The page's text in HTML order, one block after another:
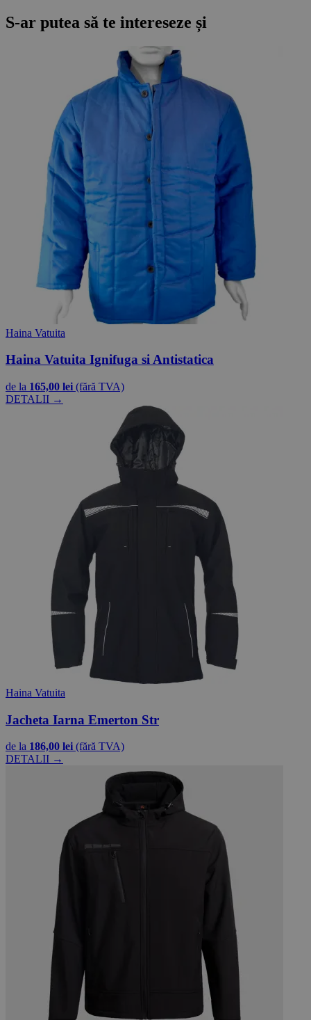
S-ar putea să te intereseze și
Haina Vatuita
Haina Vatuita Ignifuga si Antistatica
de la 165,00 lei (fără TVA)
DETALII →
Haina Vatuita
Jacheta Iarna Emerton Str
de la 186,00 lei (fără TVA)
DETALII →